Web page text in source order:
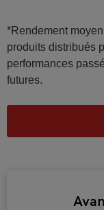
*Rendement
produits distribués
performances
futures.